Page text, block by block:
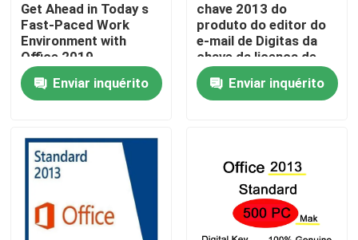
Para casa
Produtos
Vídeos
Sobre nós
Get Ahead in Today s
Fast-Paced Work
Environment with
Office 2019
Professional Plus
Enviar inquérito
chave 2013 do
produto do editor do
e-mail de Digitas da
chave da licença de
1pc Office 2013
Enviar inquérito